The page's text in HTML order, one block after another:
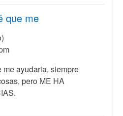
que me
ayudaria, siempre
pero ME HA